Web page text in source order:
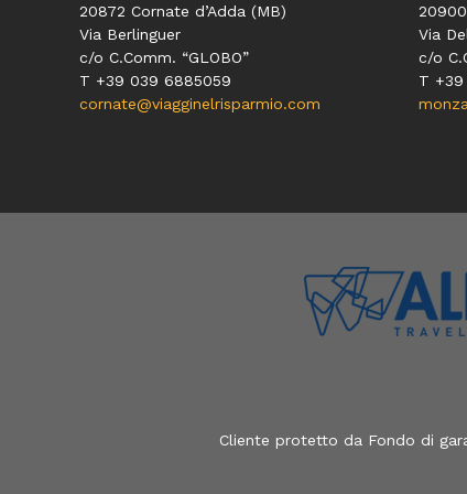
20872 Cornate d’Adda (MB)
Via Berlinguer
c/o C.Comm. “GLOBO”
T +39 039 6885059
cornate@viagginelrisparmio.com
Via
c/o
T
Cliente protetto da Fondo di